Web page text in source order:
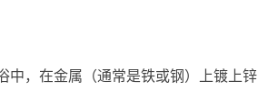
，在金属（通常是铁或钢）上镀上锌